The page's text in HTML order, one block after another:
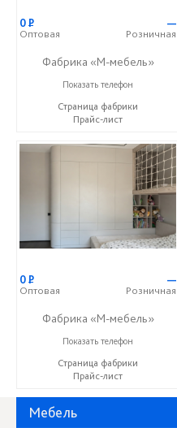
0Р
Оптовая
—
Розничная
Фабрика «М-мебель»
+7 (902) 349-19-19
Показать телефон
Страница фабрики
Прайс-лист
0Р
Оптовая
—
Розничная
Фабрика «М-мебель»
+7 (902) 349-19-19
Показать телефон
Страница фабрики
Прайс-лист
Мебель